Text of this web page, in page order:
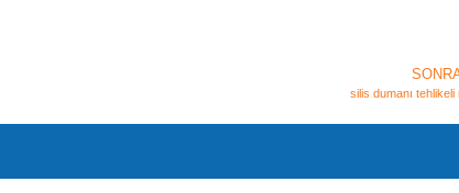
silis dumanı tehlikeli